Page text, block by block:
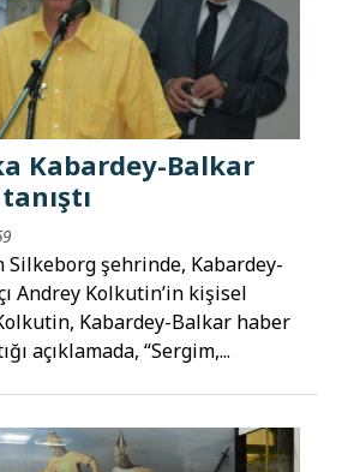
Kabardey-Balkar
Silkeborg şehrinde, Kabardey-
Andrey Kolkutin’in kişisel
Kabardey-Balkar haber
açıklamada, “Sergim,...